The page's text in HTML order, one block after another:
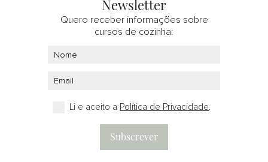
Newsletter
Quero receber informações sobre
cursos de cozinha:
Li e aceito a Política de Privacidade.
Subscrever